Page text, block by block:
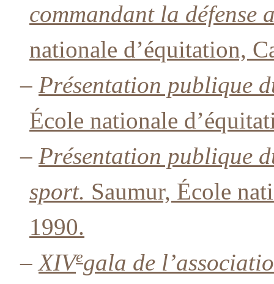
commandant la défense
nationale d’équitation,
– Présentation publique
École nationale
– Présentation publique
sport. Saumur, École
1990.
– XIVegala de